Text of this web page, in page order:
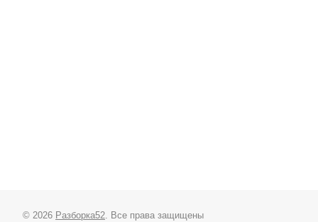
© 2026 Разборка52. Все права защищены